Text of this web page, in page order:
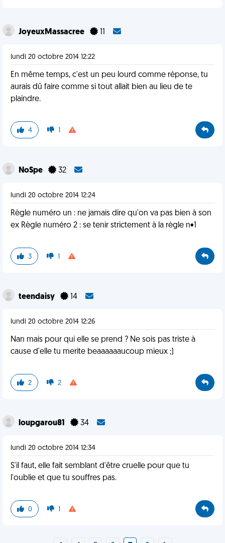
JoyeuxMassacree
lundi 20 octobre 2014 12:22
En même temps, c'est un peu lourd comme réponse, tu
aurais dû faire comme si tout allait bien au lieu de te
plaindre.
4 1
NoSpe 32
lundi 20 octobre 2014 12:24
Règle numéro un : ne jamais dire qu'on va pas bien à son
ex Règle numéro 2 : se tenir strictement à la règle n•1
3 1
teendaisy 14
lundi 20 octobre 2014 12:26
Nan mais pour qui elle se prend ? Ne sois pas triste à
cause d'elle tu merite beaaaaaaucoup mieux ;)
2 2
loupgarou81 34
lundi 20 octobre 2014 12:34
S'il faut, elle fait semblant d'être cruelle pour que tu
l'oublie et que tu souffres pas.
0 1